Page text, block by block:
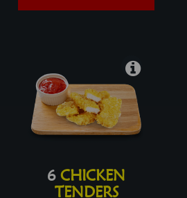
6 CHICKEN
TENDERS